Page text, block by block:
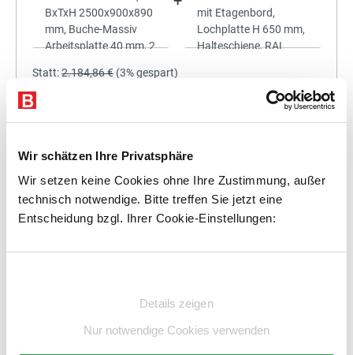
Wir schätzen Ihre Privatsphäre
Wir setzen keine Cookies ohne Ihre Zustimmung, außer
technisch notwendige. Bitte treffen Sie jetzt eine
Entscheidung bzgl. Ihrer Cookie-Einstellungen:
Details zeigen
Nur notwendige Cookies verwenden
Statt:2.184,86 € (3%gespart)
Preis für alle:
2.418,63 € %